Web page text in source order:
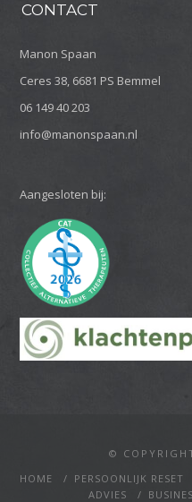
CONTACT
Manon Spaan
Ceres 38, 6681 PS Bemmel
06 149 40 203
info@manonspaan.nl
Aangesloten bij:
©
HOME
PERSOONLIJK RESET
ADVIES